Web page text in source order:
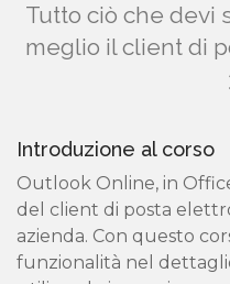
Tutto ciò che devi
meglio il client di
Introduzione al corso
Outlook Online, in
del client di posta
azienda. Con questo
funzionalità nel